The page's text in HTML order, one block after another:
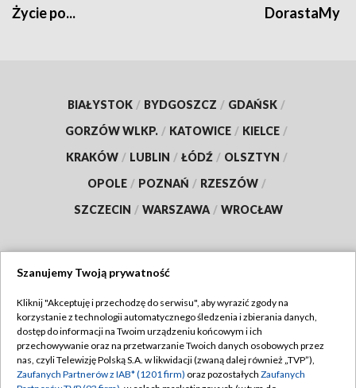
Życie po... DorastaMy
BIAŁYSTOK / BYDGOSZCZ / GDAŃSK /
GORZÓW WLKP. / KATOWICE / KIELCE /
KRAKÓW / LUBLIN / ŁÓDŹ / OLSZTYN /
OPOLE / POZNAŃ / RZESZÓW /
SZCZECIN / WARSZAWA / WROCŁAW
TVP
Abonament TVP
Emisja w TVP
Regulamin TVP
Polityka prywatności
Szanujemy Twoją prywatność
Kliknij "Akceptuję i przechodzę do serwisu", aby wyrazić zgody na
korzystanie z technologii automatycznego śledzenia i zbierania danych,
dostęp do informacji na Twoim urządzeniu końcowym i ich
przechowywanie oraz na przetwarzanie Twoich danych osobowych przez
nas, czyli Telewizję Polską S.A. w likwidacji (zwaną dalej również „TVP”),
Zaufanych Partnerów z IAB* (1201 firm) oraz pozostałych Zaufanych